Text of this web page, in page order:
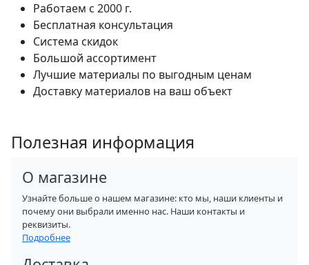
Работаем с 2000 г.
Бесплатная консультация
Система скидок
Большой ассортимент
Лучшие материалы по выгодным ценам
Доставку материалов на ваш объект
Полезная информация
О магазине
Узнайте больше о нашем магазине: кто мы, наши клиенты и
почему они выбрали именно нас. Наши контакты и
реквизиты.
Подробнее